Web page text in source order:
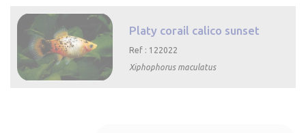
Platy corail calico sunset
Ref : 122022
Xiphophorus maculatus